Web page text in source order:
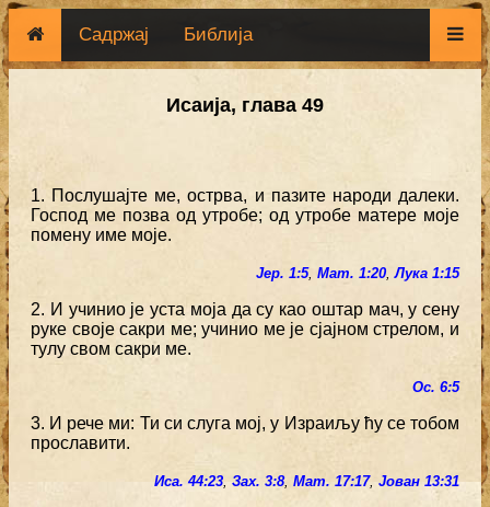
Садржај Библија
Исаија, глава 49
1. Послушајте ме, острва, и пазите народи далеки.
Господ ме позва од утробе; од утробе матере моје
помену име моје.
Јер. 1:5, Мат. 1:20,Лука 1:15
2. И учинио је уста моја да су као оштар мач, у сену
руке своје сакри ме; учинио ме је сјајном стрелом, и
тулу свом сакри ме.
Ос. 6:5
3. И рече ми: Ти си слуга мој, у Израиљу ћу се тобом
прославити.
Иса. 44:23, Зах. 3:8, Мат. 17:17, Јован 13:31